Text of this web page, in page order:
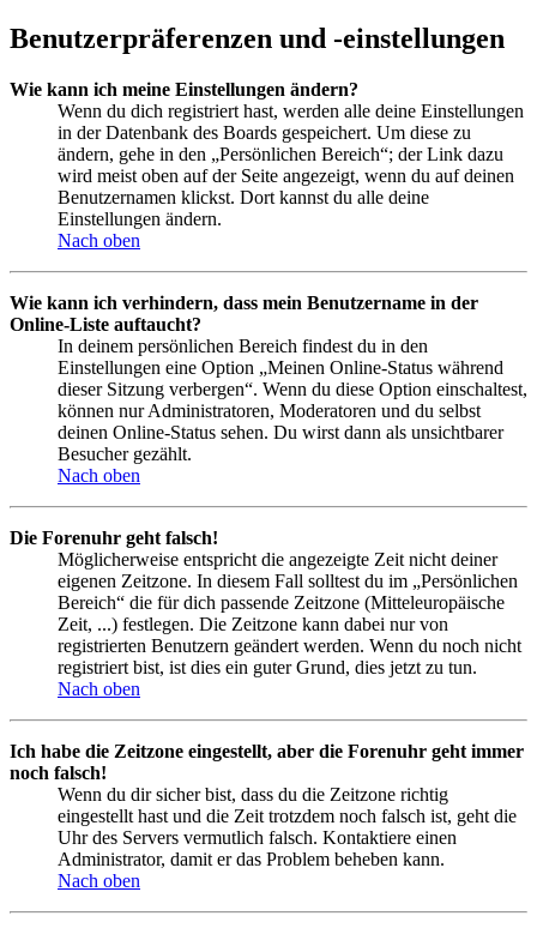
Benutzerpräferenzen und -einstellungen
Wie kann ich meine Einstellungen ändern?
Wenn du dich registriert hast, werden alle deine Einstellungen
in der Datenbank des Boards gespeichert. Um diese zu
ändern, gehe in den „Persönlichen Bereich“; der Link dazu
wird meist oben auf der Seite angezeigt, wenn du auf deinen
Benutzernamen klickst. Dort kannst du alle deine
Einstellungen ändern.
Nach oben
Wie kann ich verhindern, dass mein Benutzername in der
Online-Liste auftaucht?
In deinem persönlichen Bereich findest du in den
Einstellungen eine Option „Meinen Online-Status während
dieser Sitzung verbergen“. Wenn du diese Option einschaltest,
können nur Administratoren, Moderatoren und du selbst
deinen Online-Status sehen. Du wirst dann als unsichtbarer
Besucher gezählt.
Nach oben
Die Forenuhr geht falsch!
Möglicherweise entspricht die angezeigte Zeit nicht deiner
eigenen Zeitzone. In diesem Fall solltest du im „Persönlichen
Bereich“ die für dich passende Zeitzone (Mitteleuropäische
Zeit, ...) festlegen. Die Zeitzone kann dabei nur von
registrierten Benutzern geändert werden. Wenn du noch nicht
registriert bist, ist dies ein guter Grund, dies jetzt zu tun.
Nach oben
Ich habe die Zeitzone eingestellt, aber die Forenuhr geht immer
noch falsch!
Wenn du dir sicher bist, dass du die Zeitzone richtig
eingestellt hast und die Zeit trotzdem noch falsch ist, geht die
Uhr des Servers vermutlich falsch. Kontaktiere einen
Administrator, damit er das Problem beheben kann.
Nach oben